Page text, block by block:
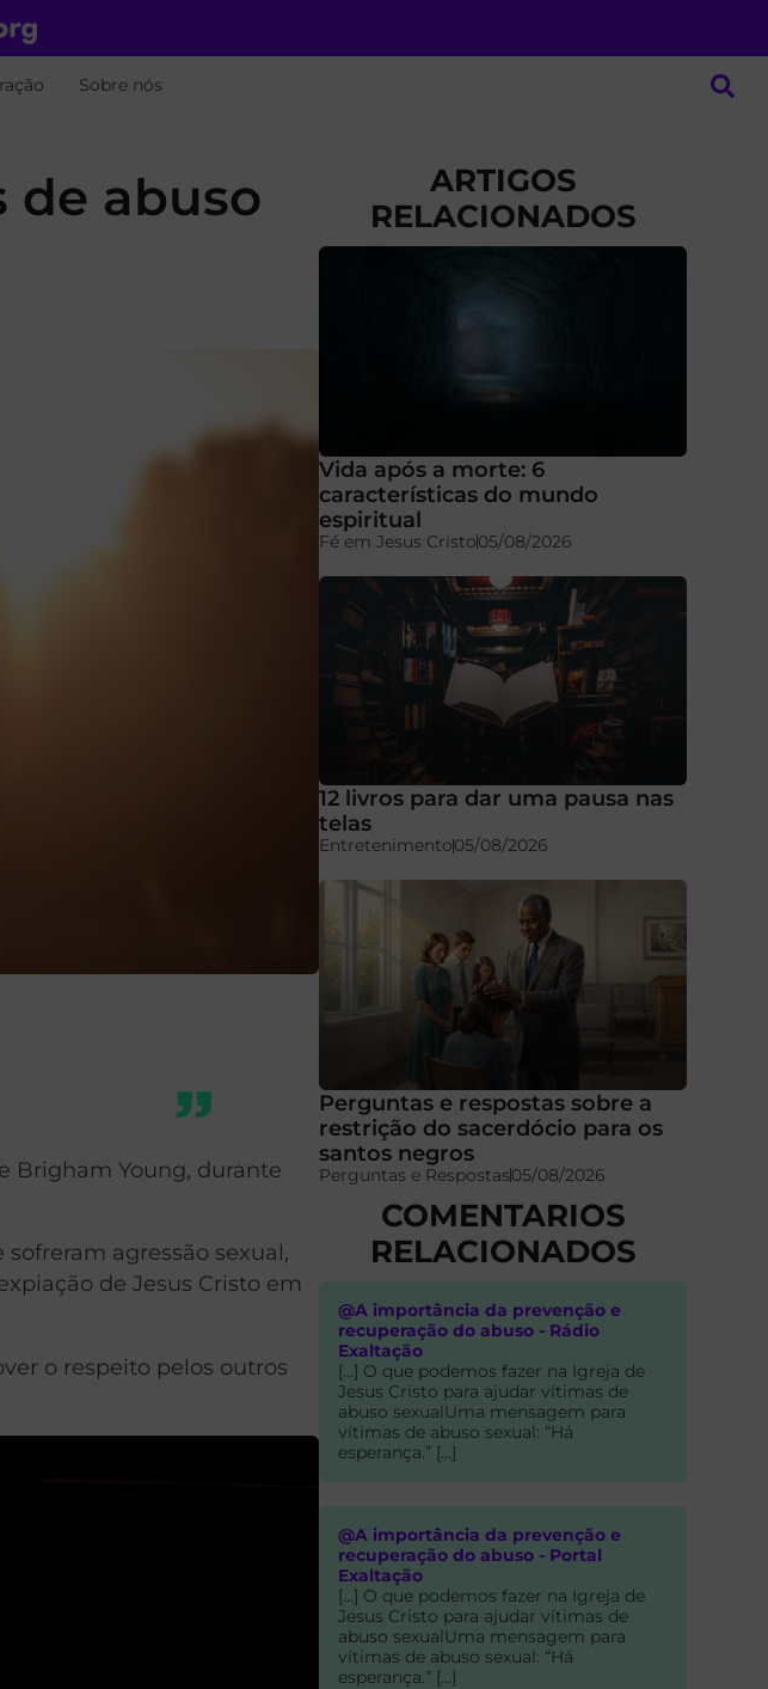
Sobre nós
de abuso
Brigham Young, durante
agressão sexual,
de Jesus Cristo em
o respeito pelos outros
ARTIGOS
RELACIONADOS
Vida após a morte: 6
características do mundo
espiritual
Fé em Jesus Cristo05/08/2026
12 livros para dar uma pausa nas
telas
Entretenimento05/08/2026
Perguntas e respostas sobre a
restrição do sacerdócio para os
santos negros
Perguntas e Respostas05/08/2026
COMENTARIOS
RELACIONADOS
@A importância da prevenção e
recuperação do abuso - Rádio
Exaltação
[…] O que podemos fazer na Igreja de
Jesus Cristo para ajudar vítimas de
abuso sexualUma mensagem para
vítimas de abuso sexual: “Há
esperança.” […]
@A importância da prevenção e
recuperação do abuso - Portal
Exaltação
[…] O que podemos fazer na Igreja de
Jesus Cristo para ajudar vítimas de
abuso sexualUma mensagem para
vítimas de abuso sexual: “Há
esperança.” […]